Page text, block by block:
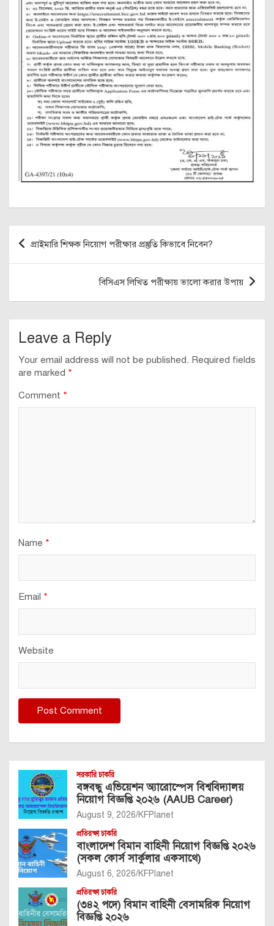
Post
navigation
প্রাইমারি শিক্ষক নিয়োগ পরীক্ষার প্রস্তুতি কিভাবে নিবেন?
বিসিএস লিখিত পরীক্ষায় ভালো করার উপায়
Leave a Reply
Your email address will not be published. Required fields
are marked *
Comment *
Name *
Email *
Website
সরকারি চাকরি
বঙ্গবন্ধু এভিয়েশন অ্যারোস্পেস বিশ্ববিদ্যালয়
নিয়োগ বিজ্ঞপ্তি ২০২৬ (AAUB Career)
August 9, 2026 KFPlanet
প্রতিরক্ষা চাকরি
বাংলাদেশ বিমান বাহিনী নিয়োগ বিজ্ঞপ্তি ২০২৬
(সকল কোর্স সার্কুলার একসাথে)
August 6, 2026 KFPlanet
প্রতিরক্ষা চাকরি
(৩৪২ পদে) বিমান বাহিনী বেসামরিক নিয়োগ
বিজ্ঞপ্তি ২০২৬